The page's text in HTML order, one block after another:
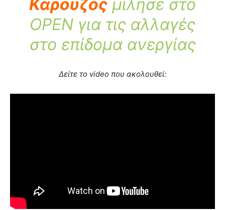
Καρούζος μίλησε στο
OPEN για τις αλλαγές
στο επίδομα ανεργίας
Δείτε το video που ακολουθεί: